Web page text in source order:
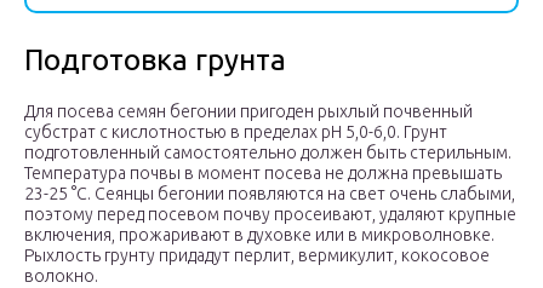
Подготовка грунта
Для посева семян бегонии пригоден рыхлый почвенный
субстрат с кислотностью в пределах рН 5,0-6,0. Грунт
подготовленный самостоятельно должен быть стерильным.
Температура почвы в момент посева не должна превышать
23-25 °С. Сеянцы бегонии появляются на свет очень слабыми,
поэтому перед посевом почву просеивают, удаляют крупные
включения, прожаривают в духовке или в микроволновке.
Рыхлость грунту придадут перлит, вермикулит, кокосовое
волокно.